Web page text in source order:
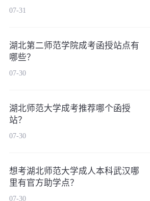
07-31
湖北第二师范学院成考函授站点有
哪些？
07-30
湖北师范大学成考推荐哪个函授
站？
07-30
想考湖北师范大学成人本科武汉哪
里有官方助学点？
07-30